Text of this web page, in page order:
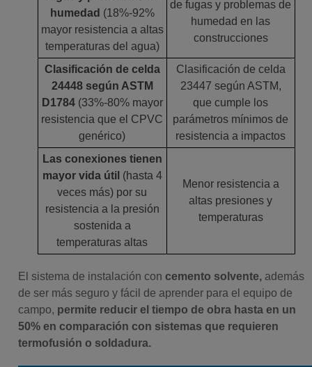
humedad (18%-92%
mayor resistencia a altas
temperaturas del agua)
de fugas y problemas de
humedad en las
construcciones
Clasificación de celda
24448 según ASTM
D1784 (33%-80% mayor
resistencia que el CPVC
genérico)
Clasificación de celda
23447 según ASTM,
que cumple los
parámetros mínimos de
resistencia a impactos
Las conexiones tienen
mayor vida útil (hasta 4
veces más) por su
resistencia a la presión
sostenida a
temperaturas altas
Menor resistencia a
altas presiones y
temperaturas
El sistema de instalación concemento solvente, además
de ser más seguro y fácil de aprender para el equipo de
campo, permite reducir el tiempo de obra hasta en un
50% en comparación con sistemas que requieren
termofusión o soldadura.